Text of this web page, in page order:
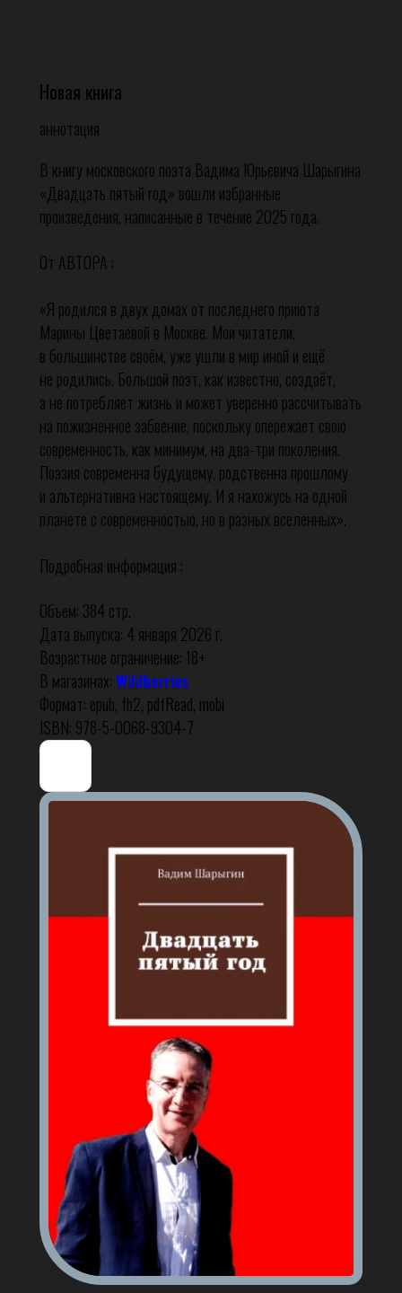
Новая книга
аннотация
В книгу московского поэта Вадима Юрьевича Шарыгина
«Двадцать пятый год» вошли избранные
произведения, написанные в течение 2025 года.
От АВТОРА :
«Я родился в двух домах от последнего приюта
Марины Цветаевой в Москве. Мои читатели,
в большинстве своём, уже ушли в мир иной и ещё
не родились. Большой поэт, как известно, создаёт,
а не потребляет жизнь и может уверенно рассчитывать
на пожизненное забвение, поскольку опережает свою
современность, как минимум, на два-три поколения.
Поэзия современна будущему, родственна прошлому
и альтернативна настоящему. И я нахожусь на одной
планете с современностью, но в разных вселенных».
Подробная информация :
Объем: 384 стр.
Дата выпуска: 4 января 2026 г.
Возрастное ограничение: 18+
В магазинах:Wildberries
Формат: epub, fb2, pdfRead, mobi
ISBN: 978-5-0068-9304-7